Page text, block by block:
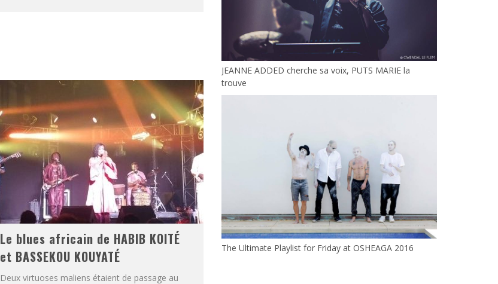
Le blues africain de HABIB KOITÉ
et BASSEKOU KOUYATÉ
Deux virtuoses maliens étaient de passage au
JEANNE ADDED cherche sa voix, PUTS MARIE la
trouve
The Ultimate Playlist for Friday at OSHEAGA 2016